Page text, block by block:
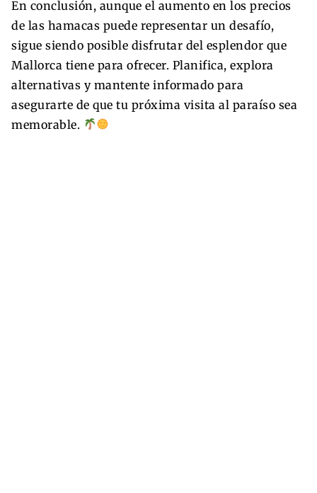
En conclusión, aunque el aumento en los precios
de las hamacas puede representar un desafío,
sigue siendo posible disfrutar del esplendor que
Mallorca tiene para ofrecer. Planifica, explora
alternativas y mantente informado para
asegurarte de que tu próxima visita al paraíso sea
memorable.